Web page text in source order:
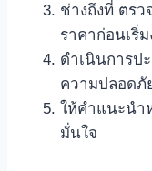
ช่างถึงที่ ตรว
ราคาก่อนเริ่
ดำเนินการป
ความปลอดภั
ให้คำแนะนำ
มั่นใจ